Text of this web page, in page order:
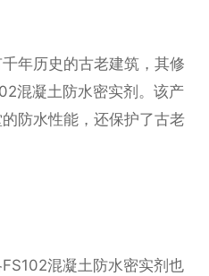
年历史的古老建筑，其修
混凝土防水密实剂。该产
防水性能，还保护了古老
混凝土防水密实剂也